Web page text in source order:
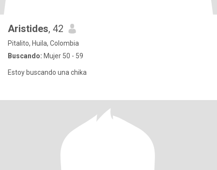
Aristides, 42
Pitalito, Huila, Colombia
Buscando: Mujer 50 - 59
Estoy buscando una chika